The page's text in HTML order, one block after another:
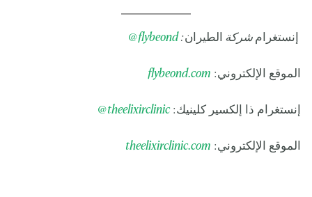
إنستغرام شركة الطيران:
flybeond
@
الموقع الإلكتروني: flybeond.com
إنستغرام ذا إلكسير كلينيك:theelixirclinic
@
الموقع الإلكتروني: theelixirclinic.com